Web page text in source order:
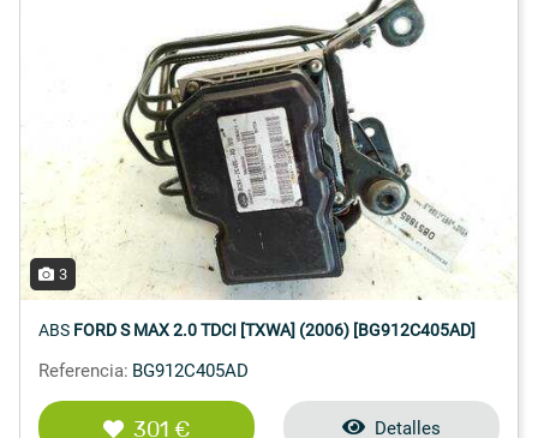
3
ABS FORD S MAX 2.0 TDCI [TXWA] (2006) [BG912C405AD]
Referencia: BG912C405AD
301 € Detalles